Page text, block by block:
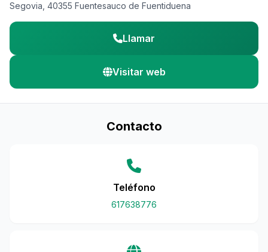
Segovia, 40355 Fuentesauco de Fuentiduena
Llamar
Visitar web
Contacto
Teléfono
617638776